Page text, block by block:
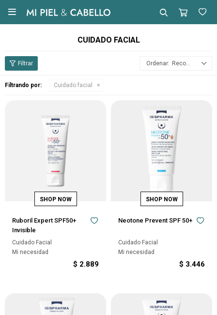

CUIDADO FACIAL
Recomendados
Filtrando por: Cuidado facial
Ruboril Expert SPF50+
Invisible
Cuidado Facial
Mi necesidad
$ 2.889
Neotone Prevent SPF 50+
Cuidado Facial
Mi necesidad
$ 3.446